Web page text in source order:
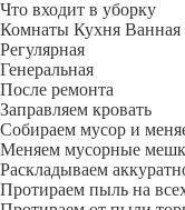
Что входит в уборку
Регу­лярная
Гене­ральная
После ремонта
Заправляем кровать
Собираем мусор и
Меняем мусорные
Раскладываем
Протираем пыль на